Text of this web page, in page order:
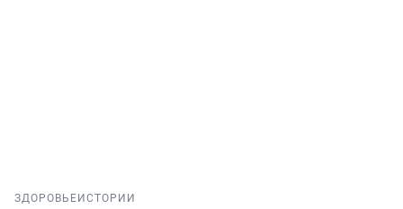
ЗДОРОВЬЕ ИСТОРИИ